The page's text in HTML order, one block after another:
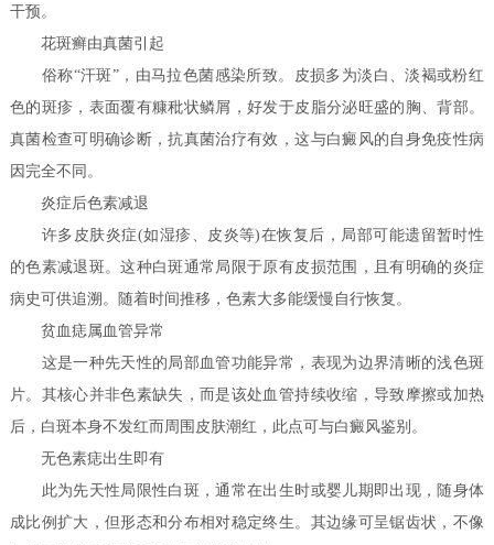
干预。
花斑癣由真菌引起
俗称“汗斑”，由马拉色菌感染所致。皮损多为淡白、淡褐或粉红
色的斑疹，表面覆有糠秕状鳞屑，好发于皮脂分泌旺盛的胸、背部。
真菌检查可明确诊断，抗真菌治疗有效，这与白癜风的自身免疫性病
因完全不同。
炎症后色素减退
许多皮肤炎症(如湿疹、皮炎等)在恢复后，局部可能遗留暂时性
的色素减退斑。这种白斑通常局限于原有皮损范围，且有明确的炎症
病史可供追溯。随着时间推移，色素大多能缓慢自行恢复。
贫血痣属血管异常
这是一种先天性的局部血管功能异常，表现为边界清晰的浅色斑
片。其核心并非色素缺失，而是该处血管持续收缩，导致摩擦或加热
后，白斑本身不发红而周围皮肤潮红，此点可与白癜风鉴别。
无色素痣出生即有
此为先天性局限性白斑，通常在出生时或婴儿期即出现，随身体
成比例扩大，但形态和分布相对稳定终生。其边缘可呈锯齿状，不像